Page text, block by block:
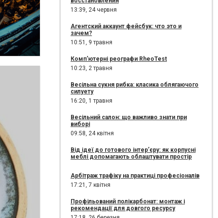
13:39, 24 червня
Агентский аккаунт фейсбук: что это и
зачем?
10:51, 9 травня
Комп'ютерні реографи RheoTest
10:23, 2 травня
Весільна сукня рибка: класика облягаючого
силуету
16:20, 1 травня
Весільний салон: що важливо знати при
виборі
09:58, 24 квітня
Від ідеї до готового інтер’єру: як корпусні
меблі допомагають облаштувати простір
Арбітраж трафіку на практиці професіоналів
17:21, 7 квітня
Профільований полікарбонат: монтаж і
рекомендації для довгого ресурсу